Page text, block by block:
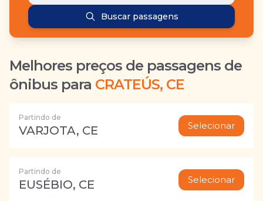
Buscar passagens
Melhores preços de passagens de
ônibus para CRATEÚS, CE
Partindo de
VARJOTA, CE Selecionar
Partindo de
EUSÉBIO, CE Selecionar